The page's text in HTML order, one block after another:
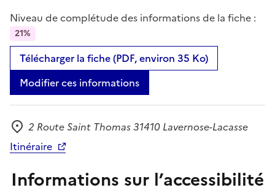
Niveau de complétude des informations de la fiche :
21%
Télécharger la fiche (PDF, environ 35 Ko)
Modifier ces informations
Adresse
2 Route Saint Thomas 31410 Lavernose-Lacasse
Itinéraire
Informations sur l’accessibilité